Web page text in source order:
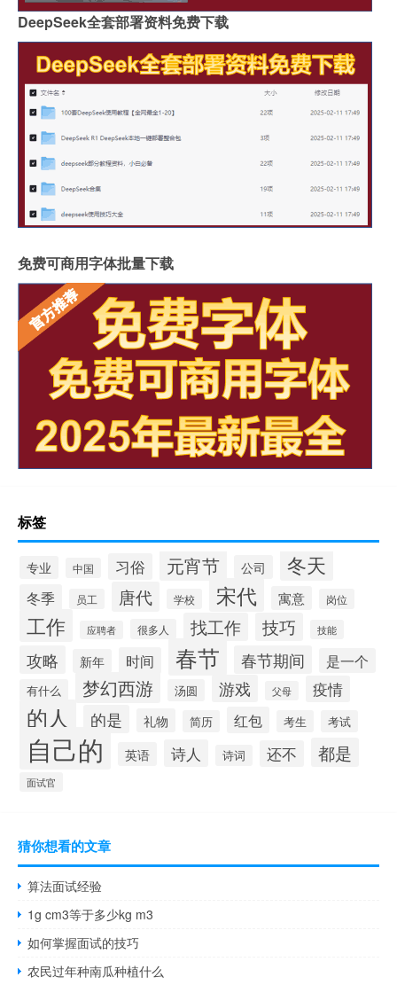
DeepSeek全套部署资料免费下载
免费可商用字体批量下载
标签
专业 中国 习俗 元宵节 公司 冬天
冬季 员工 唐代 学校 宋代 寓意 岗位
工作 应聘者 很多人 找工作 技巧 技能
攻略 新年 时间 春节 春节期间 是一个
有什么 梦幻西游 汤圆 游戏 父母 疫情
的人 的是 礼物 简历 红包 考生 考试
自己的 英语 诗人 诗词 还不 都是
面试官
猜你想看的文章
算法面试经验
1g cm3等于多少kg m3
如何掌握面试的技巧
农民过年种南瓜种植什么